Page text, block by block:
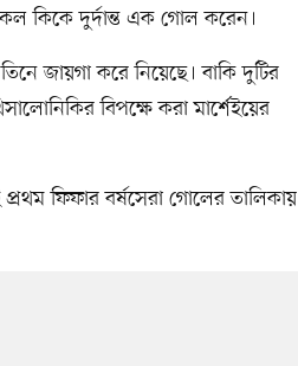
কিকে দুর্দান্ত এক গোল করেন।
জায়গা করে নিয়েছে। বাকি দুটির
বিপক্ষে করা মার্শেইয়ের
ফিফার বর্ষসেরা গোলের তালিকায়